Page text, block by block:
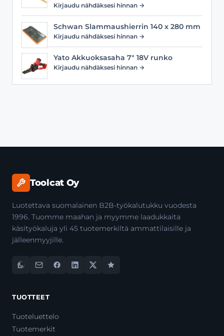
Kirjaudu nähdäksesi hinnan →
Schwan Slammaushierrin 140 x 280 mm
Kirjaudu nähdäksesi hinnan →
Yato Akkuoksasaha 7" 18V runko
Kirjaudu nähdäksesi hinnan →
Toolcat Oy
Luotettava suomalainen B2B-työkalutukku vuodesta
1996. Tuomme maahan ja myymme laadukkaita
käsityökaluja yli 45 tuotemerkiltä ammattilaisille ja
jälleenmyyjille.
TUOTTEET
Tuoteluettelo
Tuotemerkit